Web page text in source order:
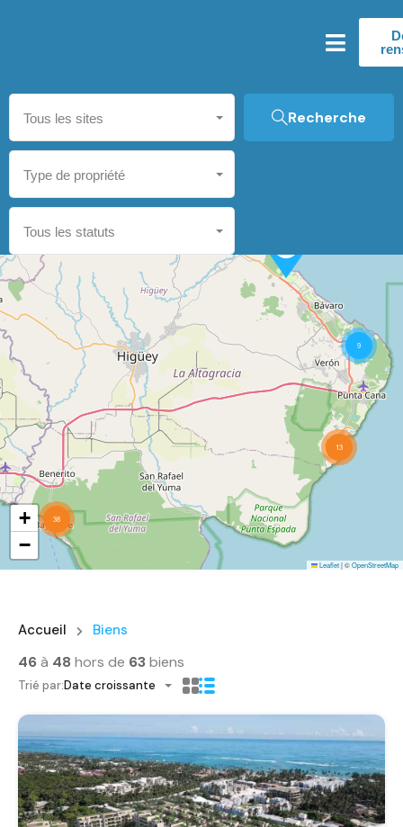
Tous les sites
Type de propriété
Tous les statuts
Recherche
13
9
38
+
−
Leaflet|©OpenStreetMap
Accueil Biens
46à 48 hors de 63biens
Trié par:Date croissante